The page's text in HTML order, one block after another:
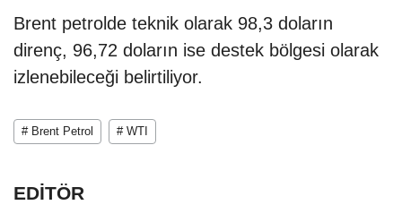
Brent petrolde teknik olarak 98,3 doların
direnç, 96,72 doların ise destek bölgesi olarak
izlenebileceği belirtiliyor.
# Brent Petrol # WTI
EDİTÖR